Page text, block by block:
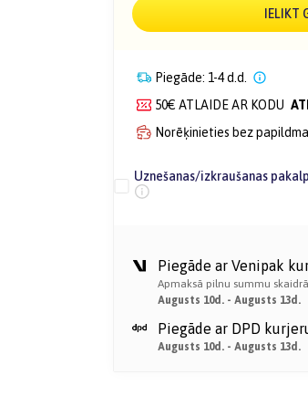
IELIKT
Piegāde: 1-4 d.d.
50€ ATLAIDE AR KODU
Norēķinieties bez
Uznešanas/izkraušanas
Piegāde ar Venipak
Apmaksā pilnu summu
Augusts 10d. - Augusts 13d.
Piegāde ar DPD
Augusts 10d. - Augusts 13d.